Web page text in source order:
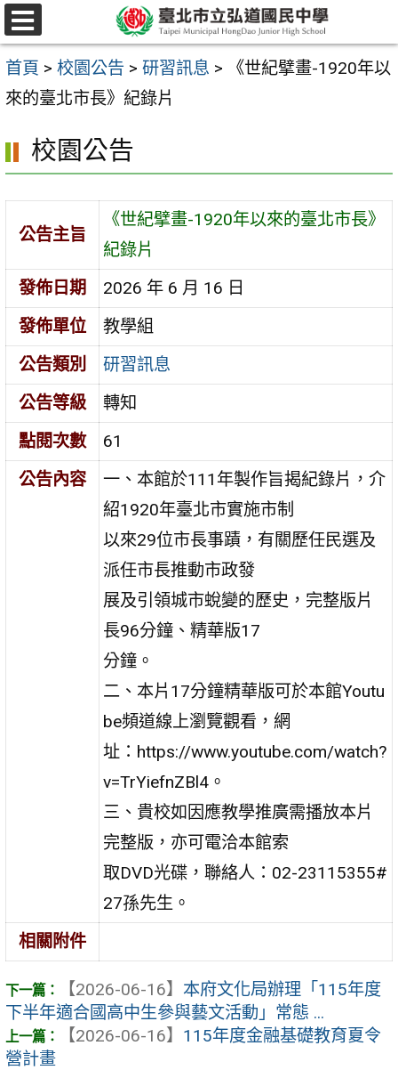
跳
至
主
要
容
區
選
單
首頁 > 校園公告 > 研習訊息 >
《世紀擘畫-1920年以
來的臺北市長》紀錄片
校園公告
公告主旨
《世紀擘畫-1920年以來的臺北市長》
紀錄片
發佈日期
2026 年 6 月 16 日
發佈單位
教學組
公告類別
研習訊息
公告等級
轉知
點閱次數
61
公告內容
一、本館於111年製作旨揭紀錄片，介
紹1920年臺北市實施市制
以來29位市長事蹟，有關歷任民選及
派任市長推動市政發
展及引領城市蛻變的歷史，完整版片
長96分鐘、精華版17
分鐘。
二、本片17分鐘精華版可於本館Youtu
be頻道線上瀏覽觀看，網
址：https://www.youtube.com/watch?
v=TrYiefnZBl4。
三、貴校如因應教學推廣需播放本片
完整版，亦可電洽本館索
取DVD光碟，聯絡人：02-23115355#
27孫先生。
相關附件
【2026-06-16】 本府文化局辦理「115年度
下半年適合國高中生參與藝文活動」常態 ...
【2026-06-16】 115年度金融基礎教育夏令
營計畫